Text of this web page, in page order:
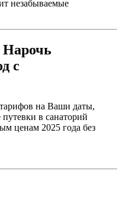
незабываемые
Нарочь
с
тарифов на Ваши даты,
в санаторий
ценам 2025 года без